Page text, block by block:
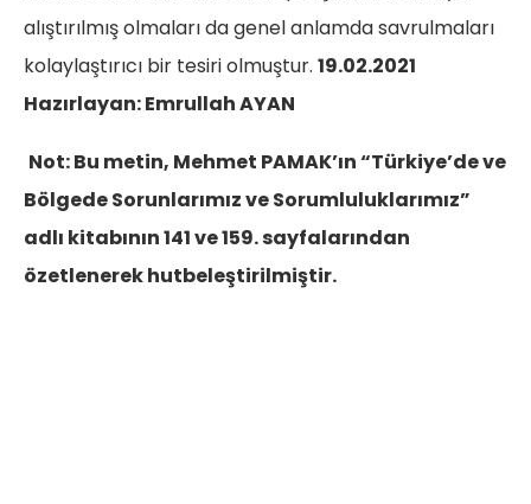
alıştırılmış olmaları da genel anlamda savrulmaları
kolaylaştırıcı bir tesiri olmuştur. 19.02.2021
Hazırlayan: Emrullah AYAN
Not: Bu metin, Mehmet PAMAK’ın “Türkiye’de ve
Bölgede Sorunlarımız ve Sorumluluklarımız”
adlı kitabının 141 ve 159. sayfalarından
özetlenerek hutbeleştirilmiştir.